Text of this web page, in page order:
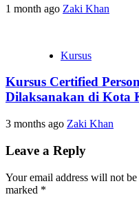
1 month ago Zaki Khan
Kursus
Kursus Certified
Dilaksanakan di Kota
3 months ago Zaki Khan
Leave a Reply
Your email address will not
marked *